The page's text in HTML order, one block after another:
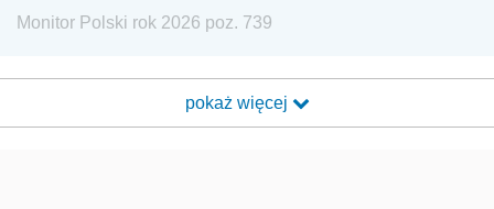
Monitor Polski rok 2026 poz. 739
pokaż więcej